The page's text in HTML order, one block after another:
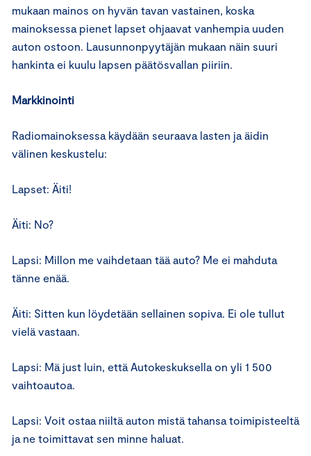
mukaan mainos on hyvän tavan vastainen, koska
mainoksessa pienet lapset ohjaavat vanhempia uuden
auton ostoon. Lausunnonpyytäjän mukaan näin suuri
hankinta ei kuulu lapsen päätösvallan piiriin.
Markkinointi
Radiomainoksessa käydään seuraava lasten ja äidin
välinen keskustelu:
Lapset: Äiti!
Äiti: No?
Lapsi: Millon me vaihdetaan tää auto? Me ei mahduta
tänne enää.
Äiti: Sitten kun löydetään sellainen sopiva. Ei ole tullut
vielä vastaan.
Lapsi: Mä just luin, että Autokeskuksella on yli 1 500
vaihtoautoa.
Lapsi: Voit ostaa niiltä auton mistä tahansa toimipisteeltä
ja ne toimittavat sen minne haluat.